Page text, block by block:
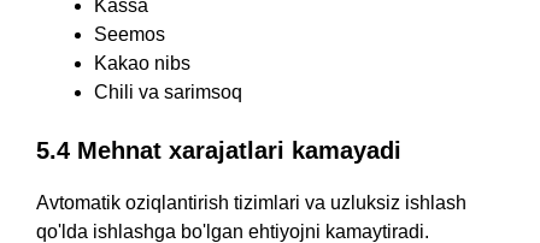
Kassa
Seemos
Kakao nibs
Chili va sarimsoq
5.4 Mehnat xarajatlari kamayadi
Avtomatik oziqlantirish tizimlari va uzluksiz ishlash
qo'lda ishlashga bo'lgan ehtiyojni kamaytiradi.